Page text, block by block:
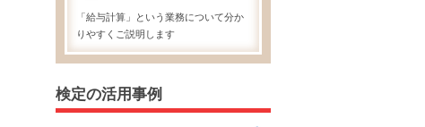
「給与計算」という業務について分か
りやすくご説明します
検定の活用事例